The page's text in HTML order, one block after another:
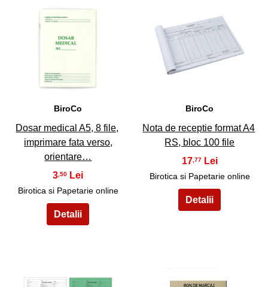
BiroCo
Dosar medical A5, 8 file,
imprimare fata verso,
orientare…
3 ,50
Birotica si Papetarie online
20
BiroCo
Nota de receptie format A4
RS, bloc 100 file
17,77
Birotica si Papetarie online